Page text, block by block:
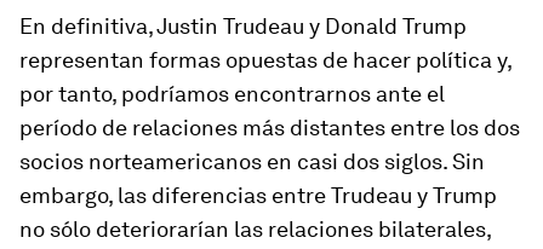
En definitiva, Justin Trudeau y Donald Trump
representan formas opuestas de hacer política y,
por tanto, podríamos encontrarnos ante el
período de relaciones más distantes entre los dos
socios norteamericanos en casi dos siglos. Sin
embargo, las diferencias entre Trudeau y Trump
no sólo deteriorarían las relaciones bilaterales,